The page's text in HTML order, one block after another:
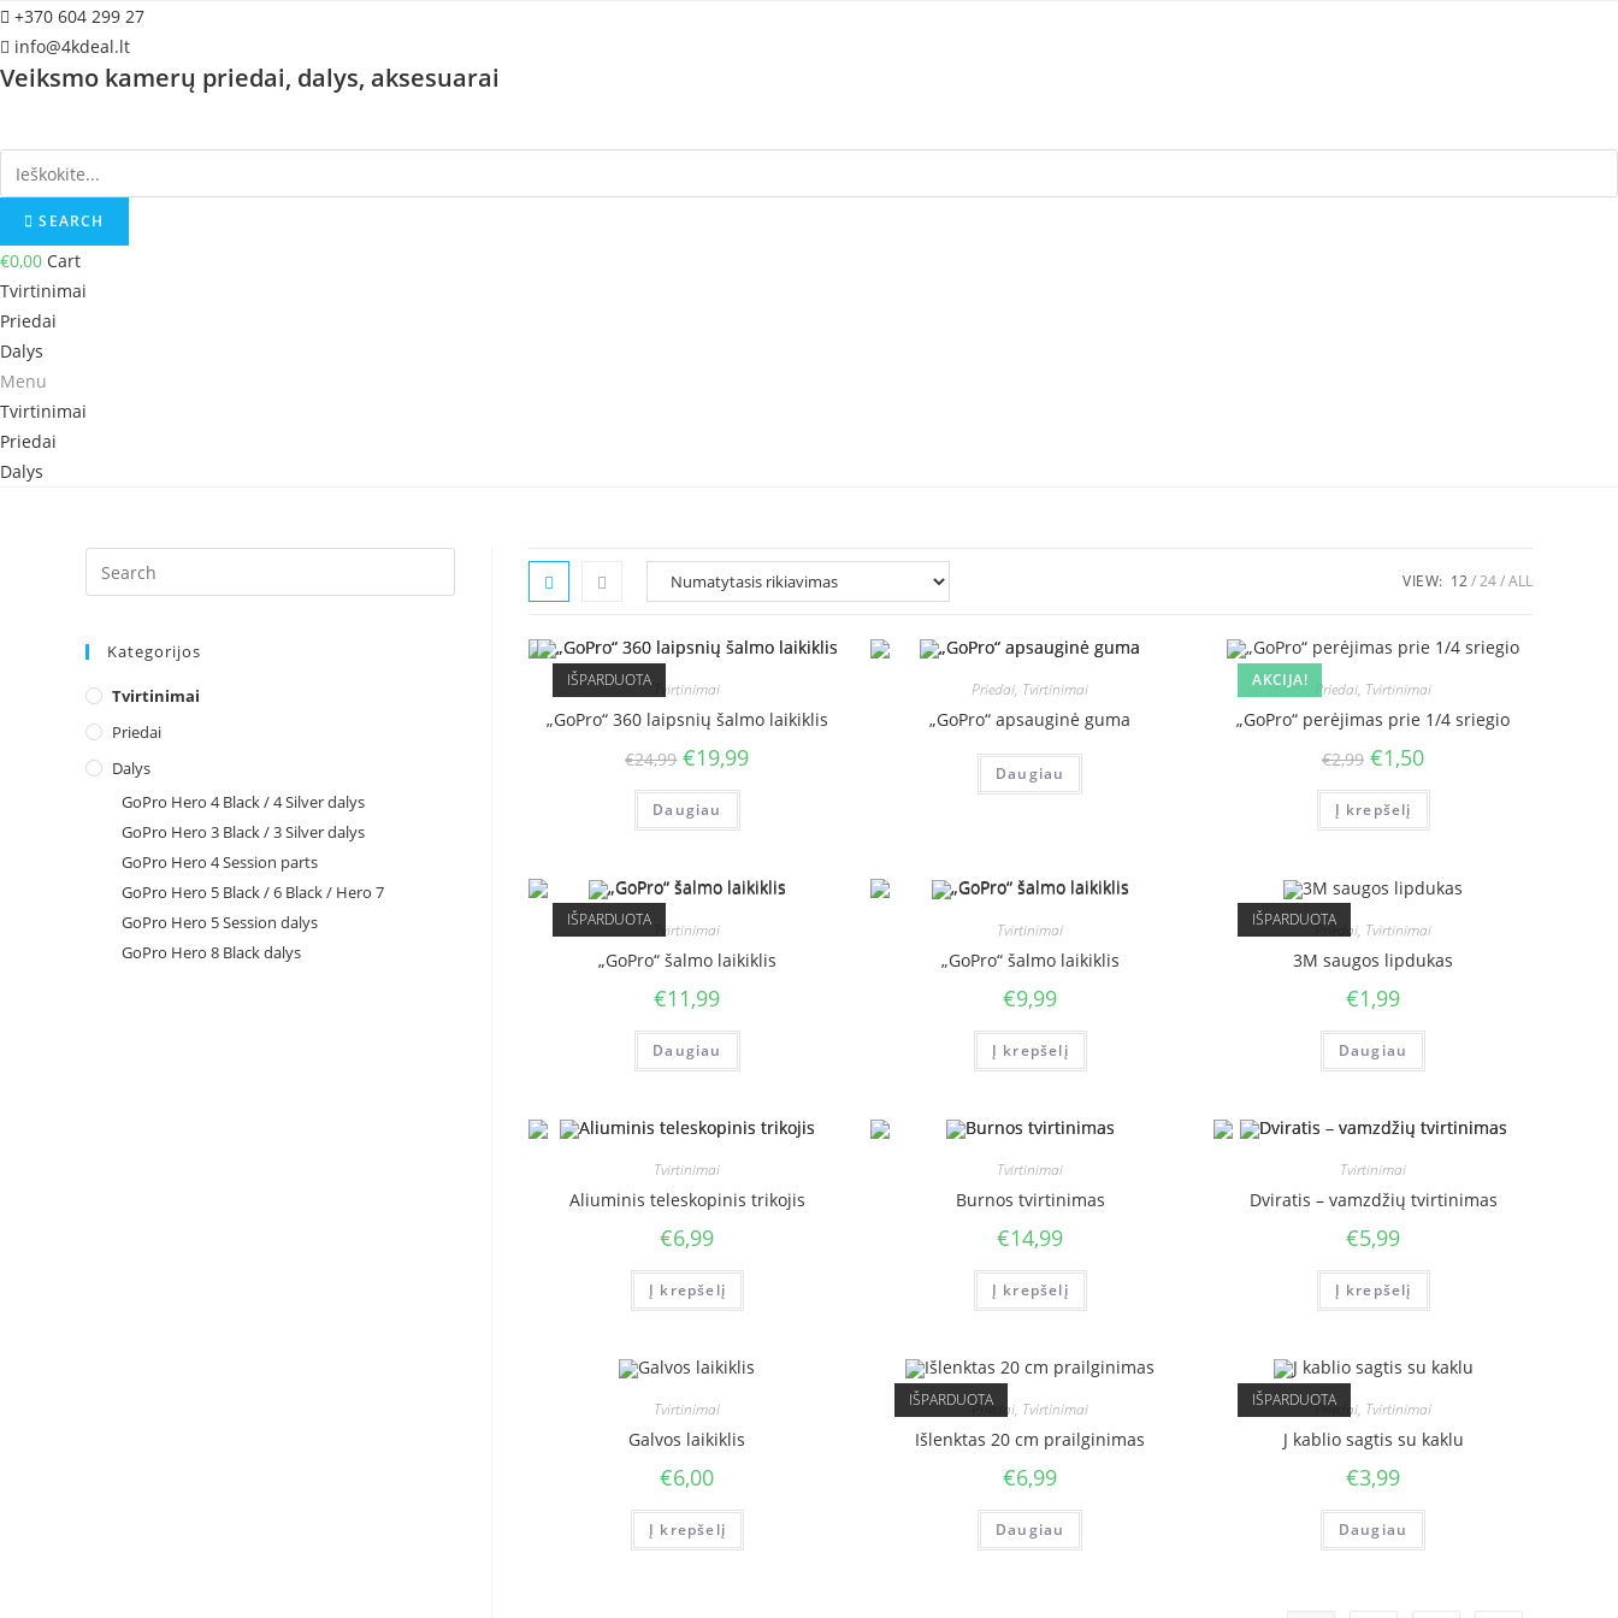
Skip
to
content
+370 604 299 27
info@4kdeal.lt
Veiksmo kamerų priedai, dalys, aksesuarai
SEARCH
€0,00 Cart
Tvirtinimai
Priedai
Dalys
Menu
Tvirtinimai
Priedai
Dalys
VIEW: 12 24 ALL
IŠPARDUOTA Tvirtinimai
„GoPro“ 360 laipsnių šalmo laikiklis
€24,99 €19,99
Daugiau
Priedai, Tvirtinimai
„GoPro“ apsauginė guma
Daugiau
AKCIJA! Priedai, Tvirtinimai
„GoPro“ perėjimas prie 1/4 sriegio
€2,99 €1,50
Į krepšelį
IŠPARDUOTA Tvirtinimai
„GoPro“ šalmo laikiklis
€11,99
Daugiau
Tvirtinimai
„GoPro“ šalmo laikiklis
€9,99
Į krepšelį
IŠPARDUOTAPriedai, Tvirtinimai
3M saugos lipdukas
€1,99
Daugiau
Tvirtinimai
Aliuminis teleskopinis trikojis
€6,99
Į krepšelį
Tvirtinimai
Burnos tvirtinimas
€14,99
Į krepšelį
Tvirtinimai
Dviratis – vamzdžių tvirtinimas
€5,99
Į krepšelį
Tvirtinimai
Galvos laikiklis
€6,00
Į krepšelį
IŠPARDUOTAPriedai, Tvirtinimai
Išlenktas 20 cm prailginimas
€6,99
Daugiau
IŠPARDUOTAPriedai, Tvirtinimai
J kablio sagtis su kaklu
€3,99
Daugiau
Search
for:
Kategorijos
Tvirtinimai
Priedai
Dalys
GoPro Hero 4 Black / 4 Silver dalys
GoPro Hero 3 Black / 3 Silver dalys
GoPro Hero 4 Session parts
GoPro Hero 5 Black / 6 Black / Hero 7
GoPro Hero 5 Session dalys
GoPro Hero 8 Black dalys